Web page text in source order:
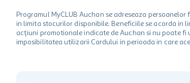
Programul MyCLUB Auchan se adreseaza
in limita stocurilor disponibile. Beneficiile se acorda
acțiuni promotionale indicate de Auchan si nu poate
imposibilitatea utilizarii Cardului in perioada in care